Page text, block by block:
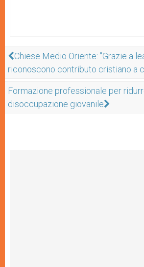
Chiese Medio Oriente: "Grazie a
riconoscono contributo cristiano a
Formazione professionale per
disoccupazione giovanile